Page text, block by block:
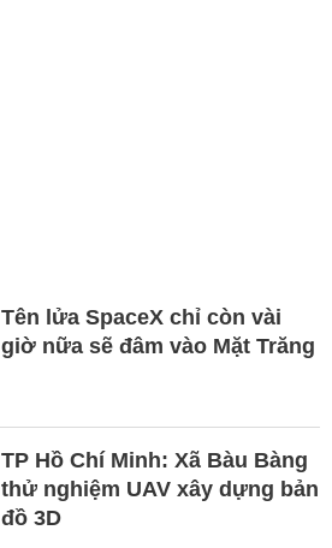
Tên lửa SpaceX chỉ còn vài
giờ nữa sẽ đâm vào Mặt Trăng
TP Hồ Chí Minh: Xã Bàu Bàng
thử nghiệm UAV xây dựng bản
đồ 3D